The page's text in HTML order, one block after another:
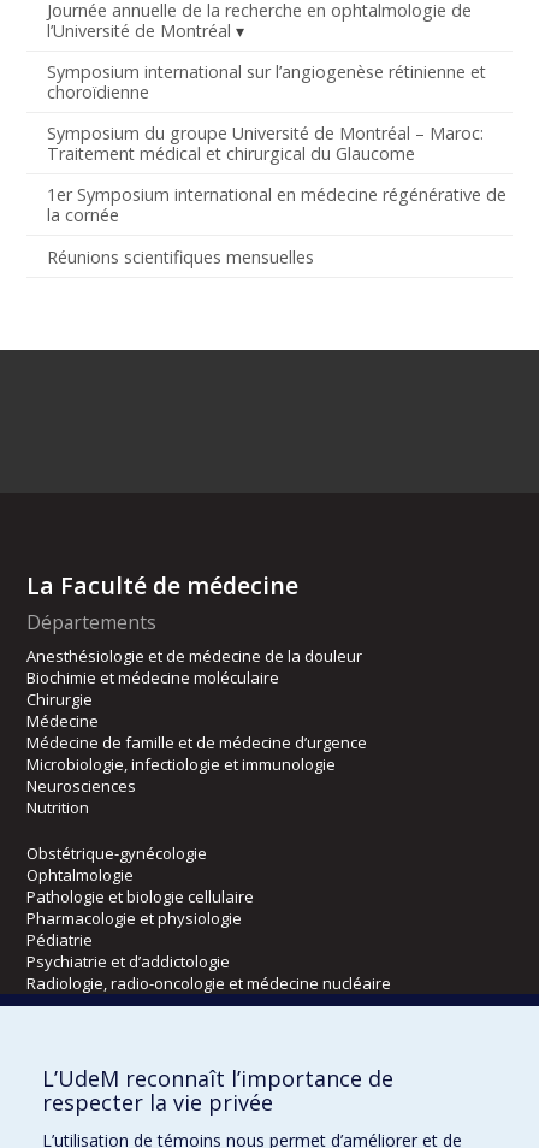
Journée annuelle de la recherche en ophtalmologie de
l’Université de Montréal
Symposium international sur l’angiogenèse rétinienne et
choroïdienne
Symposium du groupe Université de Montréal – Maroc:
Traitement médical et chirurgical du Glaucome
1er Symposium international en médecine régénérative de
la cornée
Réunions scientifiques mensuelles
La Faculté de médecine
Départements
Anesthésiologie et de médecine de la douleur
Biochimie et médecine moléculaire
Chirurgie
Médecine
Médecine de famille et de médecine d’urgence
Microbiologie, infectiologie et immunologie
Neurosciences
Nutrition
Obstétrique-gynécologie
Ophtalmologie
Pathologie et biologie cellulaire
Pharmacologie et physiologie
Pédiatrie
Psychiatrie et d’addictologie
Radiologie, radio-oncologie et médecine nucléaire
Écoles
Kinésiologie et des sciences de l’activité physique
Orthophonie et audiologie
Réadaptation
L’UdeM reconnaît l’importance de
respecter la vie privée
L’utilisation de témoins nous permet d’améliorer et de